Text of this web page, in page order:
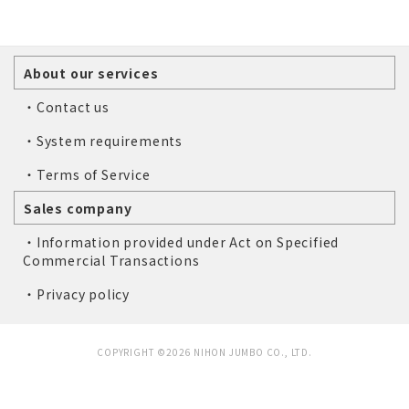
About our services
・Contact us
・System requirements
・Terms of Service
Sales company
・Information provided under Act on Specified
Commercial Transactions
・Privacy policy
COPYRIGHT ©2026 NIHON JUMBO CO., LTD.